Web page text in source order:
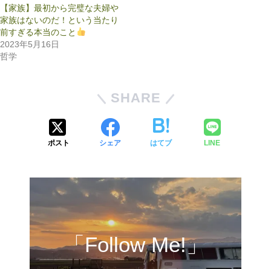
【家族】最初から完璧な夫婦や
家族はないのだ！という当たり
前すぎる本当のこと
2023年5月16日
哲学
SHARE
ポスト シェア はてブ LINE
「Follow Me!」